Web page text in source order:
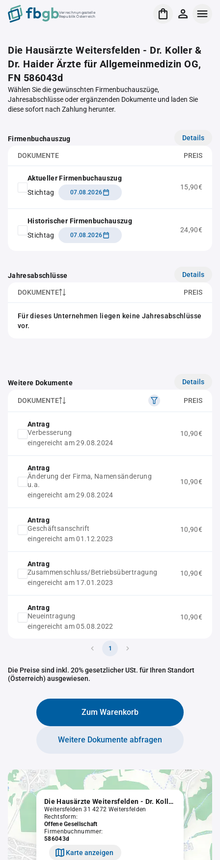
Verrechnungsstelle
Republik Österreich
Die Hausärzte Weitersfelden - Dr. Koller &
Dr. Haider Ärzte für Allgemeinmedizin OG,
FN 586043d
Wählen Sie die gewünschten Firmenbuchauszüge,
Jahresabschlüsse oder ergänzenden Dokumente und laden Sie
diese sofort nach Zahlung herunter.
Firmenbuchauszug Details
DOKUMENTE PREIS
Aktueller Firmenbuchauszug
Stichtag
07.08.2026
15,90€
Historischer Firmenbuchauszug
Stichtag
07.08.2026
24,90€
Jahresabschlüsse Details
DOKUMENTE PREIS
Für dieses Unternehmen liegen keine Jahresabschlüsse
vor.
Weitere Dokumente Details
DOKUMENTE PREIS
Antrag
Verbesserung
eingereicht am 29.08.2024
10,90€
Antrag
Änderung der Firma, Namensänderung
u.a.
eingereicht am 29.08.2024
10,90€
Antrag
Geschäftsanschrift
eingereicht am 01.12.2023
10,90€
Antrag
Zusammenschluss/Betriebsübertragung
eingereicht am 17.01.2023
10,90€
Antrag
Neueintragung
eingereicht am 05.08.2022
10,90€
1
Die Preise sind inkl. 20% gesetzlicher USt. für Ihren Standort
(Österreich) ausgewiesen.
Zum Warenkorb
Weitere Dokumente abfragen
Die Hausärzte Weitersfelden - Dr. Koller & Dr. Haider Ärzte für Allgemeinmedizin OG
Weitersfelden 31 4272 Weitersfelden
Rechtsform:
Offene Gesellschaft
Firmenbuchnummer:
586043d
Karte anzeigen